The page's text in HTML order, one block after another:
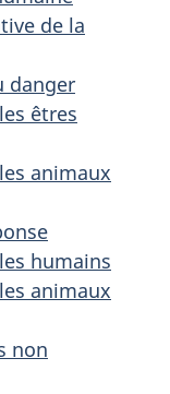
de la
danger
êtres
animaux
humains
animaux
non